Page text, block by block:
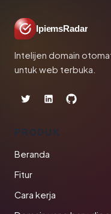
IpiemsRadar
Intelijen domain
untuk web terbuka.
PRODUK
Beranda
Fitur
Cara kerja